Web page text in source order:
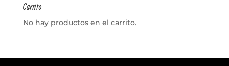
Carrito
No hay productos en el carrito.